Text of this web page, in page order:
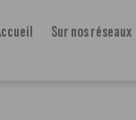
Sur nos réseaux